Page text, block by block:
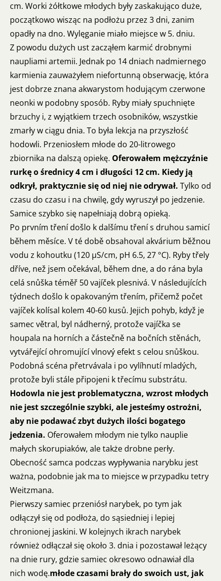
cm. Worki żółtkowe młodych były zaskakująco duże,
początkowo wisząc na podłożu przez 3 dni, zanim
opadły na dno. Wylęganie miało miejsce w 5. dniu.
Z powodu dużych ust zacząłem karmić drobnymi
naupliami artemii. Jednak po 14 dniach nadmiernego
karmienia zauważyłem niefortunną obserwację, która
jest dobrze znana akwarystom hodującym czerwone
neonki w podobny sposób. Ryby miały spuchnięte
brzuchy i, z wyjątkiem trzech osobników, wszystkie
zmarły w ciągu dnia. To była lekcja na przyszłość
hodowli. Przeniosłem młode do 20-litrowego
zbiornika na dalszą opiekę. Oferowałem mężczyźnie
rurkę o średnicy 4 cm i długości 12 cm. Kiedy ją
odkrył, praktycznie się od niej nie odrywał. Tylko od
czasu do czasu i na chwilę, gdy wyruszył po jedzenie.
Samice szybko się napełniają dobrą opieką.
Po prvním tření došlo k dalšímu tření s druhou samicí
během měsíce. V té době obsahoval akvárium běžnou
vodu z kohoutku (120 µS/cm, pH 6.5, 27 °C). Ryby třely
dříve, než jsem očekával, během dne, a do rána byla
celá snůška téměř 50 vajíček plesnivá. V následujících
týdnech došlo k opakovaným třením, přičemž počet
vajíček kolísal kolem 40-60 kusů. Jejich pohyb, když je
samec větral, byl nádherný, protože vajíčka se
houpala na horních a částečně na bočních stěnách,
vytvářející ohromující vlnový efekt s celou snůškou.
Podobná scéna přetrvávala i po vylíhnutí mladých,
protože byli stále připojeni k třecímu substrátu.
Hodowla nie jest problematyczna, wzrost młodych
nie jest szczególnie szybki, ale jesteśmy ostrożni,
aby nie podawać zbyt dużych ilości bogatego
jedzenia. Oferowałem młodym nie tylko nauplie
małych skorupiaków, ale także drobne perły.
Obecność samca podczas wypływania narybku jest
ważna, podobnie jak ma to miejsce w przypadku tetry
Weitzmana.
Pierwszy samiec przeniósł narybek, po tym jak
odłączył się od podłoża, do sąsiedniej i lepiej
chronionej jaskini. W kolejnych ikrach narybek
również odłączał się około 3. dnia i pozostawał leżący
na dnie rury, gdzie samiec okresowo odnawiał dla
nich wodę.młode czasami brały do swoich ust, jak